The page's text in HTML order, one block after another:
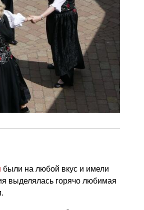
были на любой вкус и имели
выделялась горячо любимая